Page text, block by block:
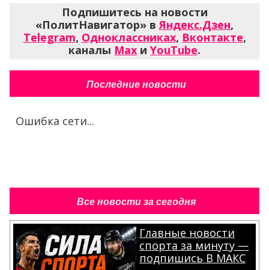
Подпишитесь на новости
«ПолитНавигатор» вЯндекс.Дзен,
Telegram, Одноклассниках, Вконтакте,
каналы Max и YouTube.
Последние новости
Ошибка сети...
Все новости за сегодня
Главные новости
спорта за минуту —
подпишись В МАКС